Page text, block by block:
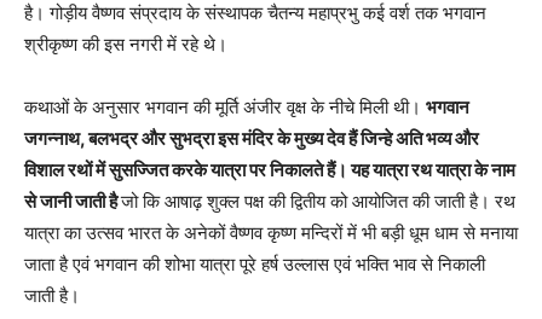
है। गोड़ीय वैष्णव संप्रदाय के संस्थापक चैतन्य महाप्रभु कई वर्श तक भगवान
श्रीकृष्ण की इस नगरी में रहे थे।
कथाओं के अनुसार भगवान की मूर्ति अंजीर वृक्ष के नीचे मिली थी। भगवान
जगन्नाथ, बलभद्र और सुभद्रा इस मंदिर के मुख्य देव हैं जिन्हे अति भव्य और
विशाल रथों में सुसज्जित करके यात्रा पर निकालते हैं। यह यात्रा रथ यात्रा के नाम
से जानी जाती हैजो कि आषाढ़ शुक्ल पक्ष की द्वितीय को आयोजित की जाती है। रथ
यात्रा का उत्सव भारत के अनेकों वैष्णव कृष्ण मन्दिरों में भी बड़ी धूम धाम से मनाया
जाता है एवं भगवान की शोभा यात्रा पूरे हर्ष उल्लास एवं भक्ति भाव से निकाली
जाती है।